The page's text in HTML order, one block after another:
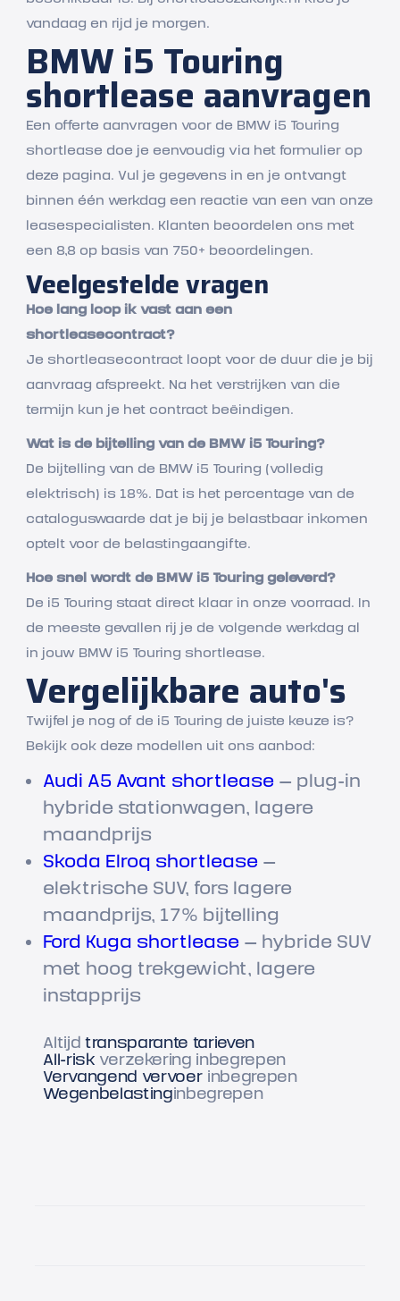
Altijd transparante tarieven
All-risk verzekering inbegrepen
Vervangend vervoer inbegrepen
Wegenbelastinginbegrepen
vandaag en rijd je morgen.
BMW i5 Touring
shortlease aanvragen
Een offerte aanvragen voor de BMW i5 Touring
shortlease doe je eenvoudig via het formulier op
deze pagina. Vul je gegevens in en je ontvangt
binnen één werkdag een reactie van een van onze
leasespecialisten. Klanten beoordelen ons met
een 8,8 op basis van 750+ beoordelingen.
Veelgestelde vragen
Hoe lang loop ik vast aan een
shortleasecontract?
Je shortleasecontract loopt voor de duur die je bij
aanvraag afspreekt. Na het verstrijken van die
termijn kun je het contract beëindigen.
Wat is de bijtelling van de BMW i5 Touring?
De bijtelling van de BMW i5 Touring (volledig
elektrisch) is 18%. Dat is het percentage van de
cataloguswaarde dat je bij je belastbaar inkomen
optelt voor de belastingaangifte.
Hoe snel wordt de BMW i5 Touring geleverd?
De i5 Touring staat direct klaar in onze voorraad. In
de meeste gevallen rij je de volgende werkdag al
in jouw BMW i5 Touring shortlease.
Vergelijkbare auto's
Twijfel je nog of de i5 Touring de juiste keuze is?
Bekijk ook deze modellen uit ons aanbod:
Audi A5 Avant shortlease — plug-in
hybride stationwagen, lagere
maandprijs
Skoda Elroq shortlease —
elektrische SUV, fors lagere
maandprijs, 17% bijtelling
Ford Kuga shortlease — hybride SUV
met hoog trekgewicht, lagere
instapprijs